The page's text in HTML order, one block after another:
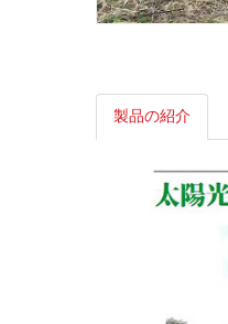
製品の紹介